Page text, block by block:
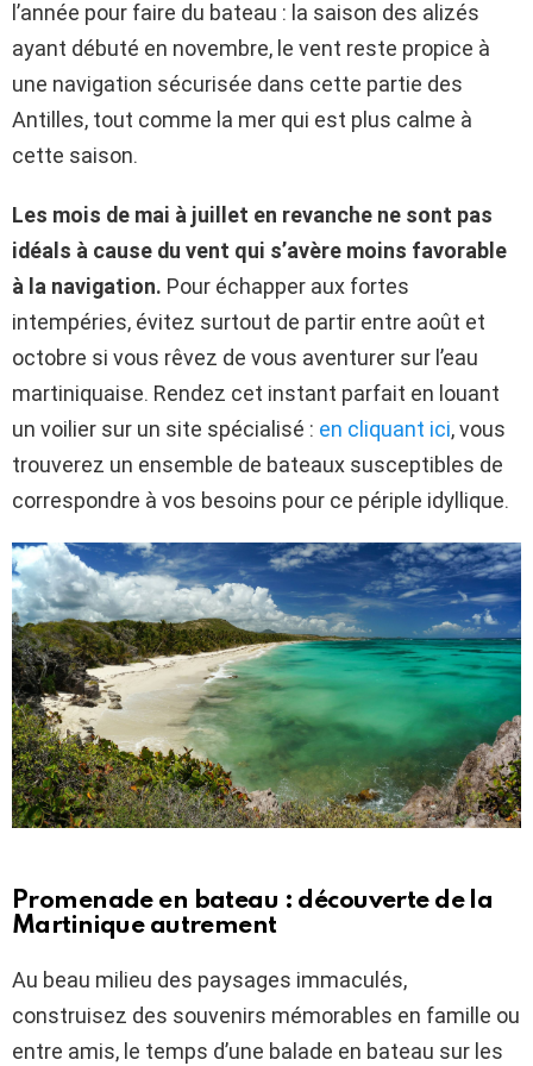
l’année pour faire du bateau : la saison des alizés
ayant débuté en novembre, le vent reste propice à
une navigation sécurisée dans cette partie des
Antilles, tout comme la mer qui est plus calme à
cette saison.
Les mois de mai à juillet en revanche ne sont pas
idéals à cause du vent qui s’avère moins favorable
à la navigation. Pour échapper aux fortes
intempéries, évitez surtout de partir entre août et
octobre si vous rêvez de vous aventurer sur l’eau
martiniquaise. Rendez cet instant parfait en louant
un voilier sur un site spécialisé : en cliquant ici, vous
trouverez un ensemble de bateaux susceptibles de
correspondre à vos besoins pour ce périple idyllique.
Promenade en bateau : découverte de la
Martinique autrement
Au beau milieu des paysages immaculés,
construisez des souvenirs mémorables en famille ou
entre amis, le temps d’une balade en bateau sur les